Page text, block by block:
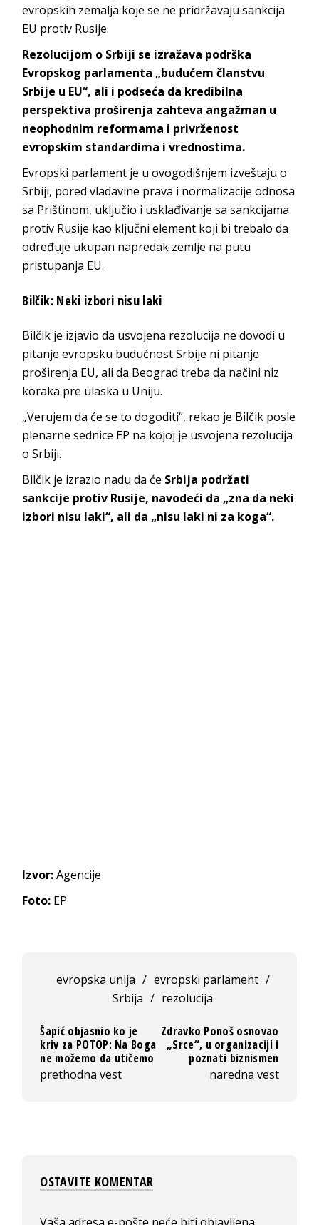
evropskih zemalja koje se ne pridržavaju sankcija
EU protiv Rusije.
Rezolucijom o Srbiji se izražava podrška
Evropskog parlamenta „budućem članstvu
Srbije u EU“, ali i podseća da kredibilna
perspektiva proširenja zahteva angažman u
neophodnim reformama i privrženost
evropskim standardima i vrednostima.
Evropski parlament je u ovogodišnjem izveštaju o
Srbiji, pored vladavine prava i normalizacije odnosa
sa Prištinom, uključio i usklađivanje sa sankcijama
protiv Rusije kao ključni element koji bi trebalo da
određuje ukupan napredak zemlje na putu
pristupanja EU.
Bilčik: Neki izbori nisu laki
Bilčik je izjavio da usvojena rezolucija ne dovodi u
pitanje evropsku budućnost Srbije ni pitanje
proširenja EU, ali da Beograd treba da načini niz
koraka pre ulaska u Uniju.
„Verujem da će se to dogoditi“, rekao je Bilčik posle
plenarne sednice EP na kojoj je usvojena rezolucija
o Srbiji.
Bilčik je izrazio nadu da će Srbija podržati
sankcije protiv Rusije, navodeći da „zna da neki
izbori nisu laki“, ali da „nisu laki ni za koga“.
Izvor:Agencije
Foto: EP
evropska unija / evropski parlament /
Srbija / rezolucija
Šapić objasnio ko je
kriv za POTOP: Na Boga
ne možemo da utičemo
prethodna vest
Zdravko Ponoš osnovao
„Srce“, u organizaciji i
poznati biznismen
naredna vest
OSTAVITE KOMENTAR